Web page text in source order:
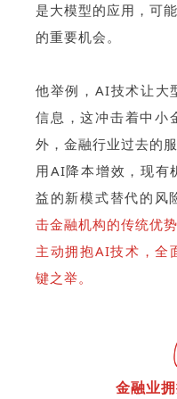
是大模型的应用，可
的重要机会。
他举例，AI技术让大
信息，这冲击着中小
外，金融行业过去的
用AI降本增效，现有
益的新模式替代的风
击金融机构的传统优
主动拥抱AI技术，全
键之举。
金融业